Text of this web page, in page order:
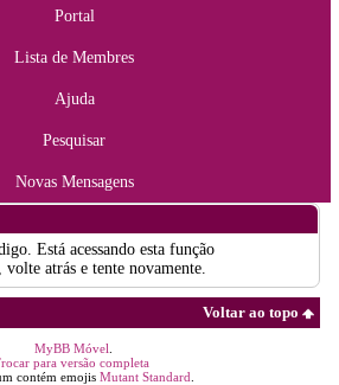
Portal
Lista de Membres
Ajuda
Pesquisar
Novas Mensagens
Está acessando esta função
atrás e tente novamente.
Voltar ao topo
MyBB Móvel
para versão completa
contém emojis Mutant Standard